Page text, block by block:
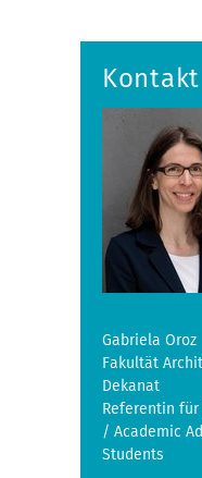
Kontakt
Gabriela Oroz
Fakultät
Dekanat
Referentin
/ Academic
Students